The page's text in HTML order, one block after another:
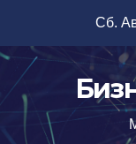
содержимому
Сб.